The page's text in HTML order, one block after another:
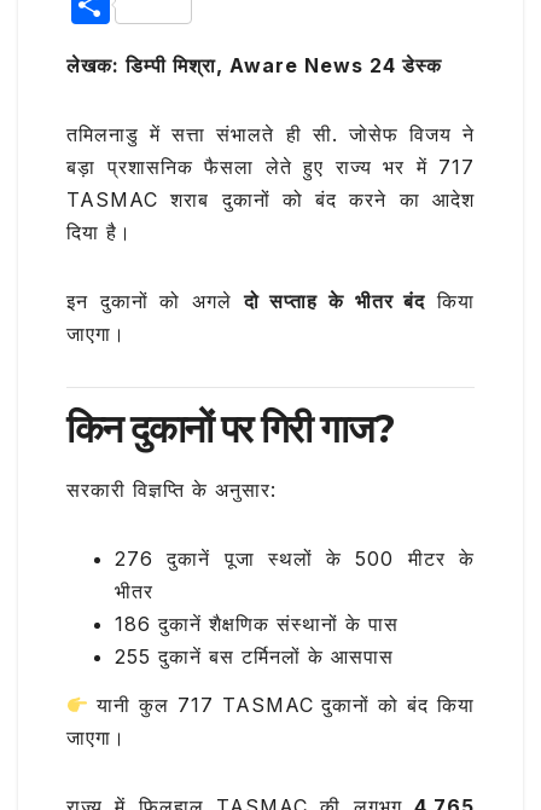
e
b
o
k
te
r
A
p
p
ra
m
h
ar
e
लेखक: डिम्पी मिश्रा, Aware News 24 डेस्क
तमिलनाडु में सत्ता संभालते हीसी. जोसेफ विजय ने
बड़ा प्रशासनिक फैसला लेते हुए राज्य भर में 717
TASMAC शराब दुकानों को बंद करने का आदेश
दिया है।
इन दुकानों को अगलेदो सप्ताह के भीतर बंद किया
जाएगा।
किन दुकानों पर गिरी गाज?
सरकारी विज्ञप्ति के अनुसार:
276 दुकानें पूजा स्थलों के 500 मीटर के
भीतर
186 दुकानें शैक्षणिक संस्थानों के पास
255 दुकानें बस टर्मिनलों के आसपास
यानी कुल 717 TASMAC दुकानों को बंद किया
जाएगा।